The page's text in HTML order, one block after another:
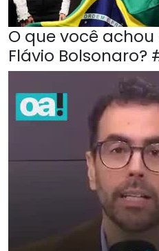
O que você
Flávio Bolsonaro?